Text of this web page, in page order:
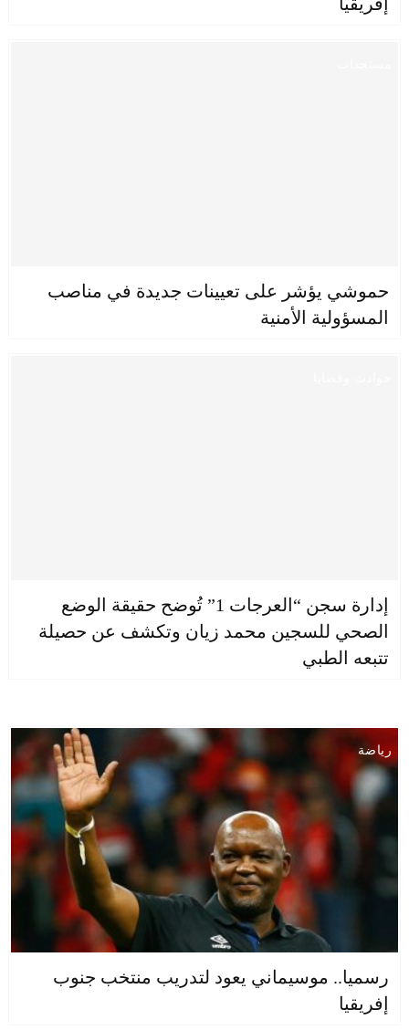
إفريقيا
حموشي يؤشر على تعيينات جديدة في مناصب
المسؤولية الأمنية
إدارة سجن “العرجات 1” تُوضح حقيقة الوضع
الصحي للسجين محمد زيان وتكشف عن حصيلة
تتبعه الطبي
رياضة
رسميا.. موسيماني يعود لتدريب منتخب جنوب
إفريقيا